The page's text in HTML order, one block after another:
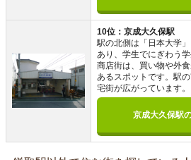
10位：京成大久保駅
駅の北側は「日本大学
あり、学生でにぎわう
商店街は、買い物や外
あるスポットです。駅
宅街が広がっています。
京成大久保駅